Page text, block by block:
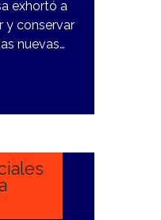
exhortó a
y conservar
nuevas…